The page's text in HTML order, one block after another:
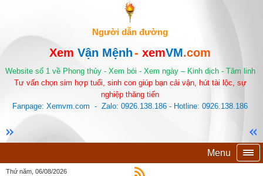
Người dẫn đường
Xem Vận Mệnh- xemVM.com
Website số 1 về Phong thủy - Xem bói - Xem ngày – Kinh dịch - Tâm linh
Tư vấn chọn sim hợp tuổi, sinh con giúp bạn cải vận, hút tài lộc, sự
nghiệp thăng tiến
Fanpage: Xemvm.com - Zalo: 0926.138.186 - Hotline: 0926.138.186
Menu
Thứ năm, 06/08/2026